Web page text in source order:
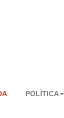
POLÌTICA